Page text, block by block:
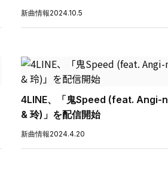
新曲情報2024.10.5
4LINE、「鬼Speed (feat. Angi-
& 玲)」を配信開始
新曲情報2024.4.20